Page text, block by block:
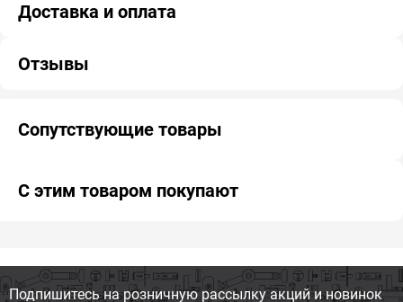
Доставка и оплата
Отзывы
Сопутствующие товары
С этим товаром покупают
Подпишитесь на розничную рассылку акций и новинок